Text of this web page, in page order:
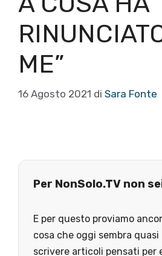
ME”
16 Agosto 2021 di Sara Fonte
Per NonSolo.TV non
E per questo proviamo
cosa che oggi sembra
scrivere articoli pensati per